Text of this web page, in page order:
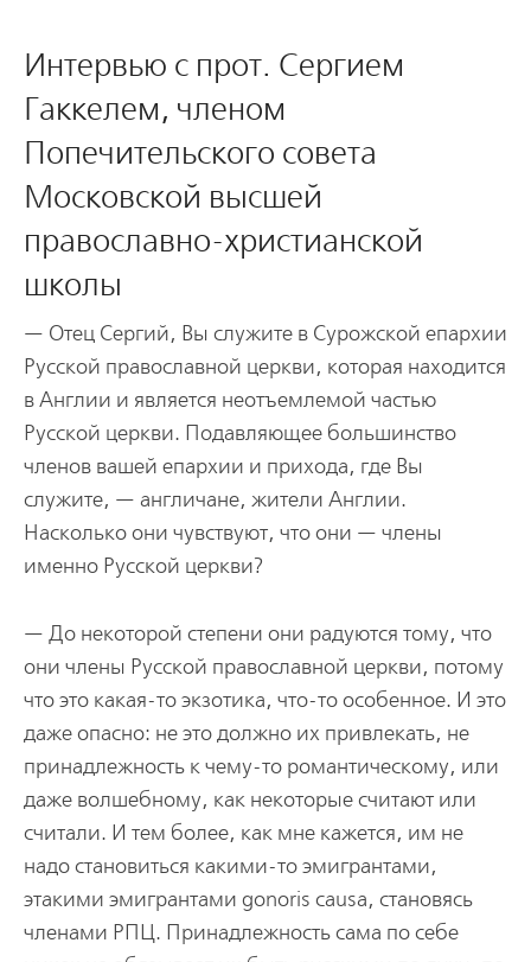
Интервью с прот. Сергием
Гаккелем, членом
Попечительского совета
Московской высшей
православно-христианской
школы
— Отец Сергий, Вы служите в Сурожской епархии
Русской православной церкви, которая находится
в Англии и является неотъемлемой частью
Русской церкви. Подавляющее большинство
членов вашей епархии и прихода, где Вы
служите, — англичане, жители Англии.
Насколько они чувствуют, что они — члены
именно Русской церкви?
— До некоторой степени они радуются тому, что
они члены Русской православной церкви, потому
что это какая-то экзотика, что-то особенное. И это
даже опасно: не это должно их привлекать, не
принадлежность к чему-то романтическому, или
даже волшебному, как некоторые считают или
считали. И тем более, как мне кажется, им не
надо становиться какими-то эмигрантами,
этакими эмигрантами gonoris causa, становясь
членами РПЦ. Принадлежность сама по себе